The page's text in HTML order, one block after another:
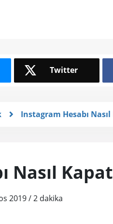
Twitter
Instagram Hesabı Nasıl
Nasıl
2019/2 dakika